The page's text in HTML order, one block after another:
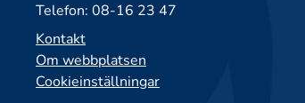
Telefon: 08-16 23 47
Kontakt
Om webbplatsen
Cookieinställningar